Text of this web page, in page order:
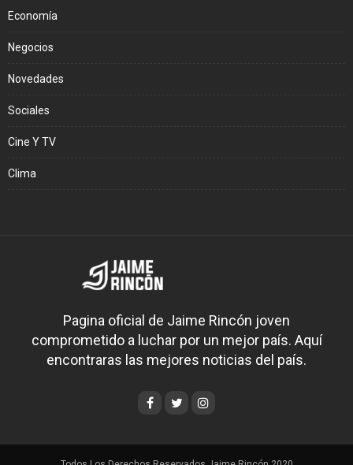
Economía
Negocios
Novedades
Sociales
Cine Y TV
Clima
Pagina oficial de Jaime Rincón joven
comprometido a luchar por un mejor país. Aquí
encontraras las mejores noticias del país.